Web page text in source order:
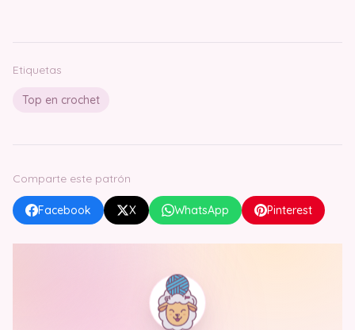
Etiquetas
Top en crochet
Comparte este patrón
Facebook X WhatsApp Pinterest